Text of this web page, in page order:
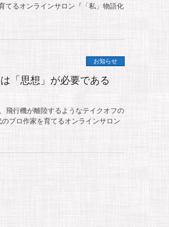
るオンラインサロン『「私」物語化
お知らせ
「思想」が必要である
飛行機が離陸するようなテイクオフの
プロ作家を育てるオンラインサロン